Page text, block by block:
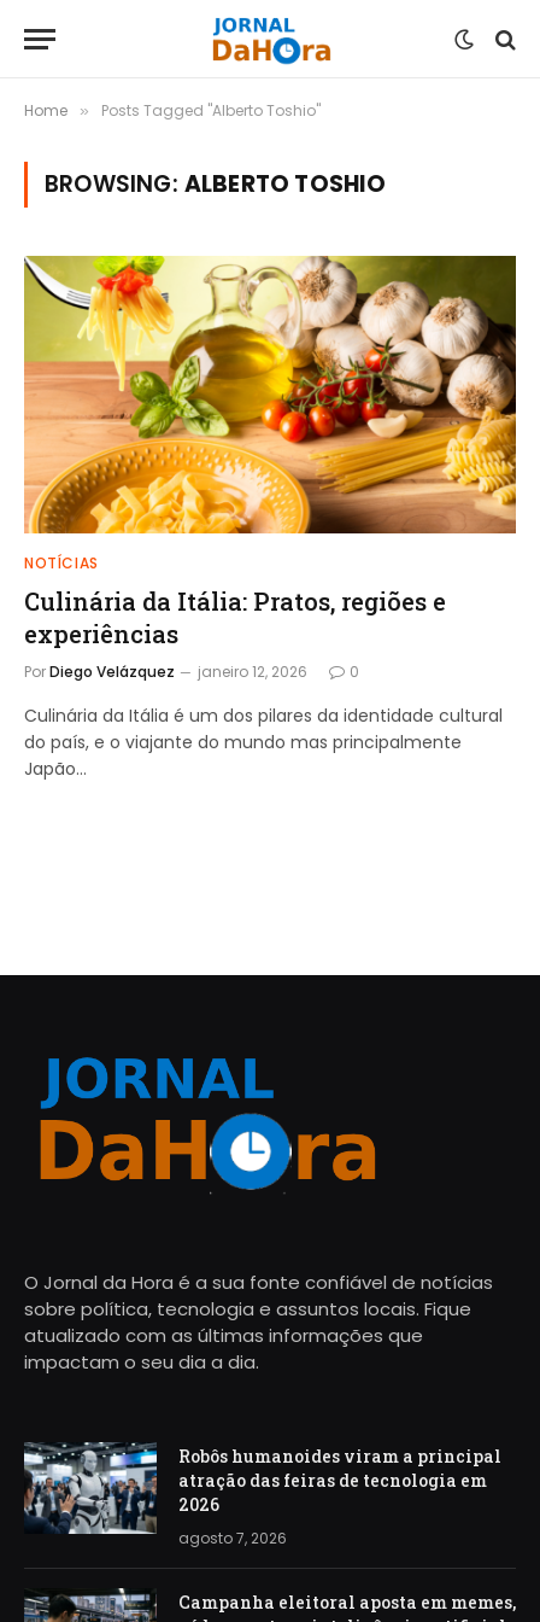
Home » Posts Tagged "Alberto Toshio"
BROWSING: ALBERTO TOSHIO
NOTÍCIAS
Culinária da Itália: Pratos, regiões e
experiências
PorDiego Velázquez janeiro 12, 2026 0
Culinária da Itália é um dos pilares da identidade cultural
do país, e o viajante do mundo mas principalmente
Japão…
O Jornal da Hora é a sua fonte confiável de notícias
sobre política, tecnologia e assuntos locais. Fique
atualizado com as últimas informações que
impactam o seu dia a dia.
Robôs humanoides viram a principal
atração das feiras de tecnologia em
2026
agosto 7, 2026
Campanha eleitoral aposta em memes,